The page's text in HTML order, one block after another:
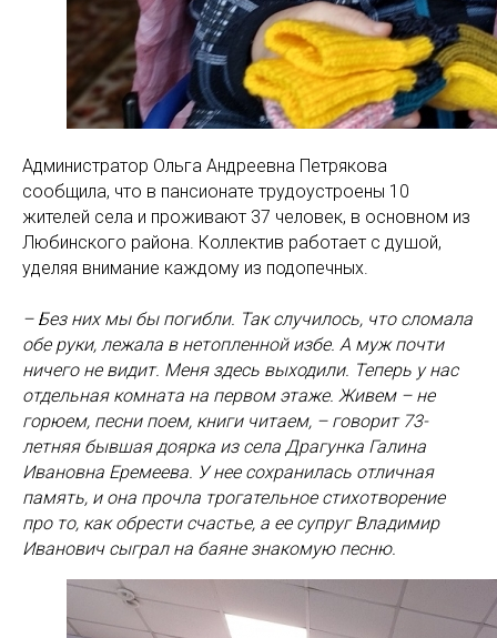
Администратор Ольга Андреевна Петрякова
сообщила, что в пансионате трудоустроены 10
жителей села и проживают 37 человек, в основном из
Любинского района. Коллектив работает с душой,
уделяя внимание каждому из подопечных.
– Без них мы бы погибли. Так случилось, что сломала
обе руки, лежала в нетопленной избе. А муж почти
ничего не видит. Меня здесь выходили. Теперь у нас
отдельная комната на первом этаже. Живем – не
горюем, песни поем, книги читаем, – говорит 73-
летняя бывшая доярка из села Драгунка Галина
Ивановна Еремеева. У нее сохранилась отличная
память, и она прочла трогательное стихотворение
про то, как обрести счастье, а ее супруг Владимир
Иванович сыграл на баяне знакомую песню.